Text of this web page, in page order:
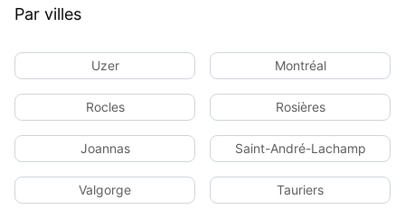
Par villes
Uzer Montréal
Rocles Rosières
Joannas Saint-André-Lachamp
Valgorge Tauriers